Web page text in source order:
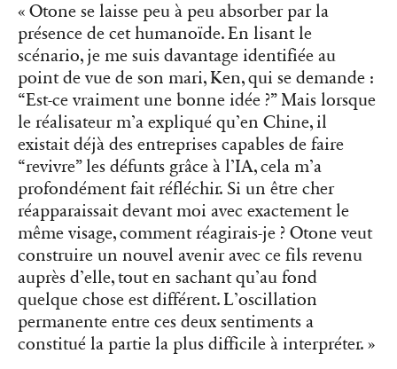
« Otone se laisse peu à peu absorber par la
présence de cet humanoïde. En lisant le
scénario, je me suis davantage identifiée au
point de vue de son mari, Ken, qui se demande :
“Est-ce vraiment une bonne idée ?” Mais lorsque
le réalisateur m’a expliqué qu’en Chine, il
existait déjà des entreprises capables de faire
“revivre” les défunts grâce à l’IA, cela m’a
profondément fait réfléchir. Si un être cher
réapparaissait devant moi avec exactement le
même visage, comment réagirais-je ? Otone veut
construire un nouvel avenir avec ce fils revenu
auprès d’elle, tout en sachant qu’au fond
quelque chose est différent. L’oscillation
permanente entre ces deux sentiments a
constitué la partie la plus difficile à interpréter. »